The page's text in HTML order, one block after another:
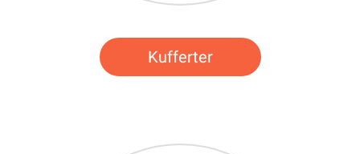
Kufferter